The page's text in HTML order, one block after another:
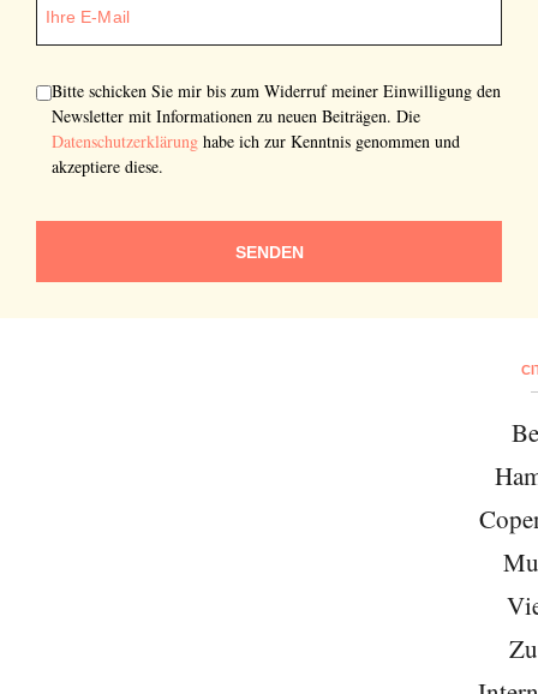
Bitte schicken Sie mir bis zum Widerruf meiner Einwilligung den
Newsletter mit Informationen zu neuen Beiträgen. Die
Datenschutzerklärung habe ich zur Kenntnis genommen und
akzeptiere diese.
SENDEN
Einwilligung den Newsletter mit Informationen zu
zur Kenntnis genommen und akzeptiere diese.
SENDEN